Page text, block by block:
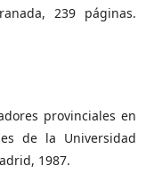
239 páginas.
provinciales en
de la Universidad
1987.